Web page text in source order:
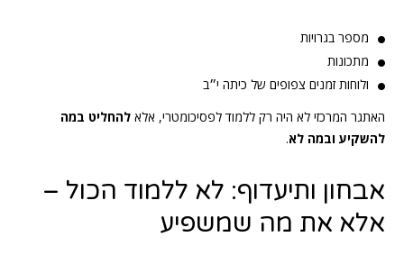
מספר בגרויות
מתכונות
ולוחות זמנים צפופים של כיתה י״ב
האתגר המרכזי לא היה רק ללמוד לפסיכומטרי, אלא להחליט במה
להשקיע ובמה לא.
אבחון ותיעדוף: לא ללמוד הכול –
אלא את מה שמשפיע